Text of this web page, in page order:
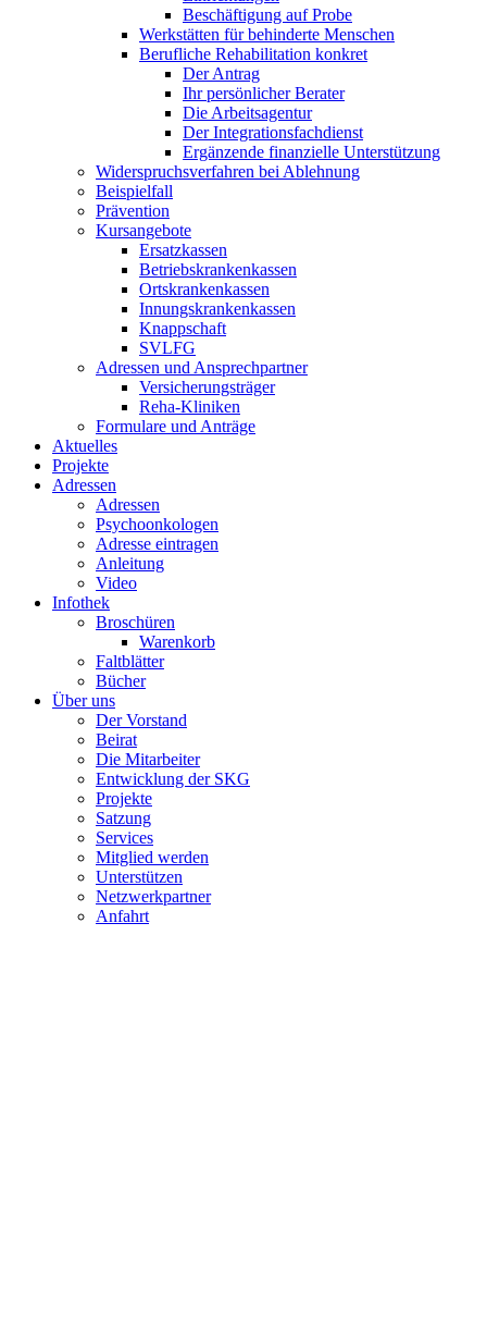
Beschäftigung auf Probe
Werkstätten für behinderte Menschen
Berufliche Rehabilitation konkret
Der Antrag
Ihr persönlicher Berater
Die Arbeitsagentur
Der Integrationsfachdienst
Ergänzende finanzielle Unterstützung
Widerspruchsverfahren bei Ablehnung
Beispielfall
Prävention
Kursangebote
Ersatzkassen
Betriebskrankenkassen
Ortskrankenkassen
Innungskrankenkassen
Knappschaft
SVLFG
Adressen und Ansprechpartner
Versicherungsträger
Reha-Kliniken
Formulare und Anträge
Aktuelles
Projekte
Adressen
Adressen
Psychoonkologen
Adresse eintragen
Anleitung
Video
Infothek
Broschüren
Warenkorb
Faltblätter
Bücher
Über uns
Der Vorstand
Beirat
Die Mitarbeiter
Entwicklung der SKG
Projekte
Satzung
Services
Mitglied werden
Unterstützen
Netzwerkpartner
Anfahrt